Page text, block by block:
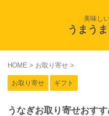
美味し
うまう
HOME > お取り寄せ >
お取り寄せ ギフト
うなぎお取り寄せおす